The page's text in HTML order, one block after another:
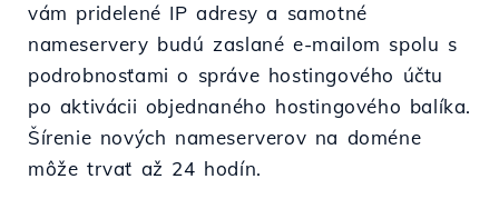
vám pridelené IP adresy a samotné
nameservery budú zaslané e-mailom spolu s
podrobnosťami o správe hostingového účtu
po aktivácii objednaného hostingového balíka.
Šírenie nových nameserverov na doméne
môže trvať až 24 hodín.